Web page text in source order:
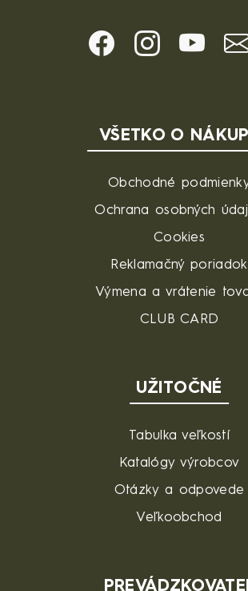
VŠETKO O
Obchodné
Ochrana osobných
Cookies
Reklamačný poriadok
Výmena a vrátenie
CLUB CARD
UŽITOČNÉ
Tabulka veľkostí
Katalógy výrobcov
Otázky a odpovede
Veľkoobchod